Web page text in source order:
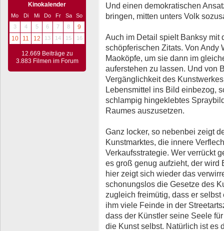
Kinokalender
Mo Di Mi Do Fr Sa
So
3
4 5 6 7 8
9
10
11 12 13 14 15 16
12.669 Beiträge zu
3.883 Filmen im Forum
Und einen demokratischen
bringen, mitten unters Volk
Auch im Detail spielt Banksy mit
schöpferischen Zitats. Von Andy
Maoköpfe, um sie dann im
auferstehen zu lassen. Und von
Vergänglichkeit des
Lebensmittel ins Bild einbezog,
schlampig hingeklebtes
Raumes auszusetzen.
Ganz locker, so nebenbei zeigt
Kunstmarktes, die innere
Verkaufsstrategie. Wer verrückt
es groß genug aufzieht, der wird
hier zeigt sich wieder das
schonungslos die Gesetze des
zugleich freimütig, dass er
ihm viele Feinde in der
dass der Künstler seine Seele
die Kunst selbst. Natürlich ist es